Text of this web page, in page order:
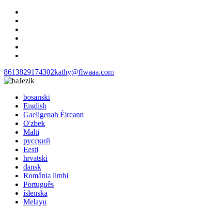
8613829174302kathy@flwaaa.com
Jezik
bosanski
English
Gaeilgenah Éireann
O'zbek
Malti
русский
Eesti
hrvatski
dansk
România limbi
Português
íslenska
Melayu